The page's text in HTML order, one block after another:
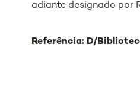
adiante designado por
Referência: D/